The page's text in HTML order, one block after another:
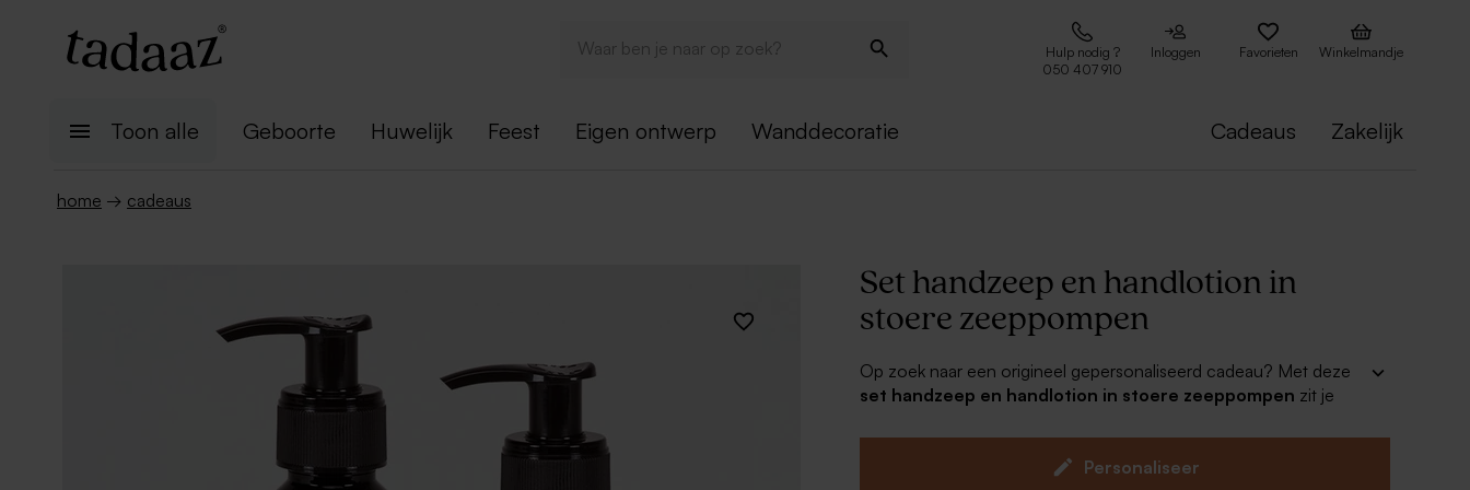
Hulp nodig ?
050 407 910
Inloggen Favorieten Winkelmandje
Toon alle Geboorte Huwelijk Feest Eigen ontwerp Wanddecoratie Cadeaus Zakelijk
home → cadeaus
Set handzeep en handlotion in
stoere zeeppompen
Op zoek naar een origineel gepersonaliseerd cadeau? Met deze
set handzeep en handlotion in stoere zeeppompen zit je
handlotion, beide in de heerlijke geur 'Calendula & Bamboo'.
Upload je mooiste foto en een leuke tekst voor een super creatief
Personaliseer